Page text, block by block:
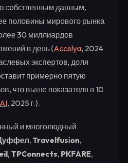
собственным данным,
половины мирового рынка
30 миллиардов
в день (Accelya, 2024
экспертов, доля
примерно пятую
что выше показателя в 10
, 2025 г.).
и многолюдный
, Travelfusion,
, TPConnects, PKFARE,